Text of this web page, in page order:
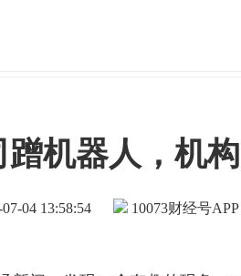
蹭机器人，机
财经号APP
07-04 13:58:54 10073